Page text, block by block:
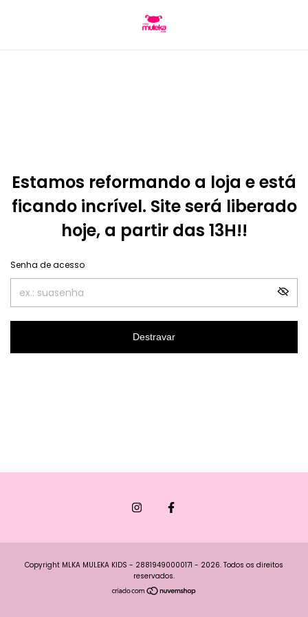
Estamos reformando a loja e está
ficando incrível. Site será liberado
hoje, a partir das 13H!!
Senha de acesso
Destravar
Copyright MLKA MULEKA KIDS - 28819490000171 - 2026. Todos os direitos
reservados.